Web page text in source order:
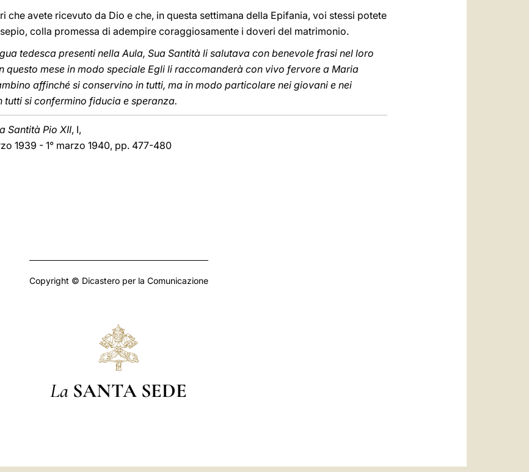
che avete ricevuto da Dio e che, in questa settimana della Epifania, voi stessi potete
colla promessa di adempire coraggiosamente i doveri del matrimonio.
tedesca presenti nella Aula, Sua Santità li salutava con benevole frasi nel loro
questo mese in modo speciale Egli li raccomanderà con vivo fervore a Maria
affinché si conservino in tutti, ma in modo particolare nei giovani e nei
si confermino fiducia e speranza.
Santità Pio XII, I,
1939 - 1° marzo 1940, pp. 477-480
Copyright © Dicastero per la Comunicazione
La SANTA SEDE